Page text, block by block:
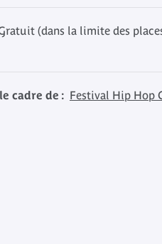
(dans la limite des
cadre de : Festival Hip Hop